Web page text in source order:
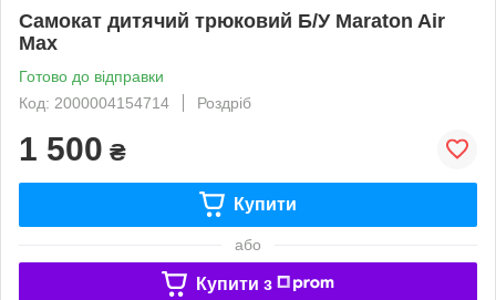
Самокат дитячий трюковий Б/У Maraton Air
Max
Готово до відправки
Код: 2000004154714
Роздріб
1 500 ₴
Купити
або
Купити з